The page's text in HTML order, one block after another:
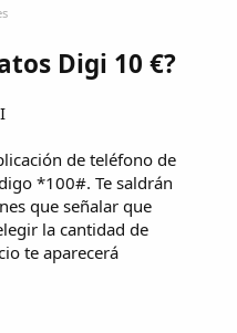
Digi 10 €?
de teléfono de
*100#. Te saldrán
que señalar que
la cantidad de
te aparecerá